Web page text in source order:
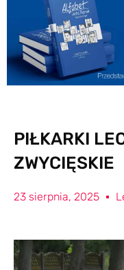
PIŁKARKI
ZWYCIĘSKIE
23 sierpnia, 2025